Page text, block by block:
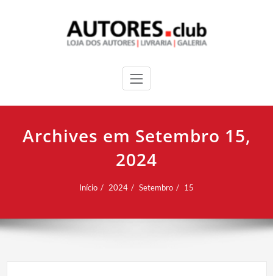
Archives em Setembro 15,
2024
Início 2024 Setembro 15